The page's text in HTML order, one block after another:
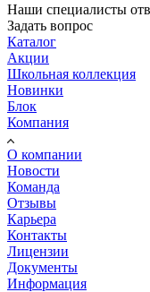
Наши специалисты
Задать вопрос
Каталог
Акции
Школьная коллекция
Новинки
Блок
Компания
О компании
Новости
Команда
Отзывы
Карьера
Контакты
Лицензии
Документы
Информация